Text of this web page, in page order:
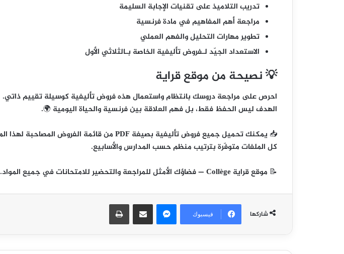
تدريب التلاميذ على تقنيات الإجابة السليمة
مراجعة أهم المفاهيم في مادة فرنسية
تطوير مهارات التحليل والفهم العملي
الاستعداد الجيّد لـفروض تأليفية الخاصة بـالثلاثي الأول
💡 نصيحة من موقع قراية
احرص على مراجعة دروسك بانتظام واستعمال هذه فروض تأليفية كوسيلة تقييم ذاتي.
الهدف ليس الحفظ فقط، بلفهم العلاقة بين فرنسية والحياة اليومية 🌍.
📥 يمكنك تحميل جميع فروض تأليفية بصيغة PDF من قائمة الفروض المصاحبة لهذا المقال 👇
كل الملفات متوفّرة بترتيب منظم حسب المدارس والأسابيع.
📝 موقع قراية Collège — فضاؤك الأمثل للمراجعة والتحضير للامتحانات في جميع المواد.
شاركها فيسبوك
مشاركة عبر البريد